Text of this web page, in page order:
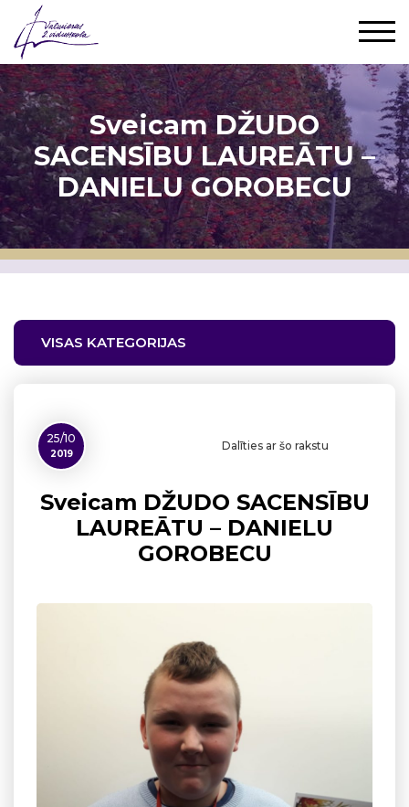
Sveicam DŽUDO
SACENSĪBU LAUREĀTU –
DANIELU GOROBECU
VISAS KATEGORIJAS
25/10
2019
Dalīties ar šo rakstu
Sveicam DŽUDO SACENSĪBU
LAUREĀTU – DANIELU
GOROBECU